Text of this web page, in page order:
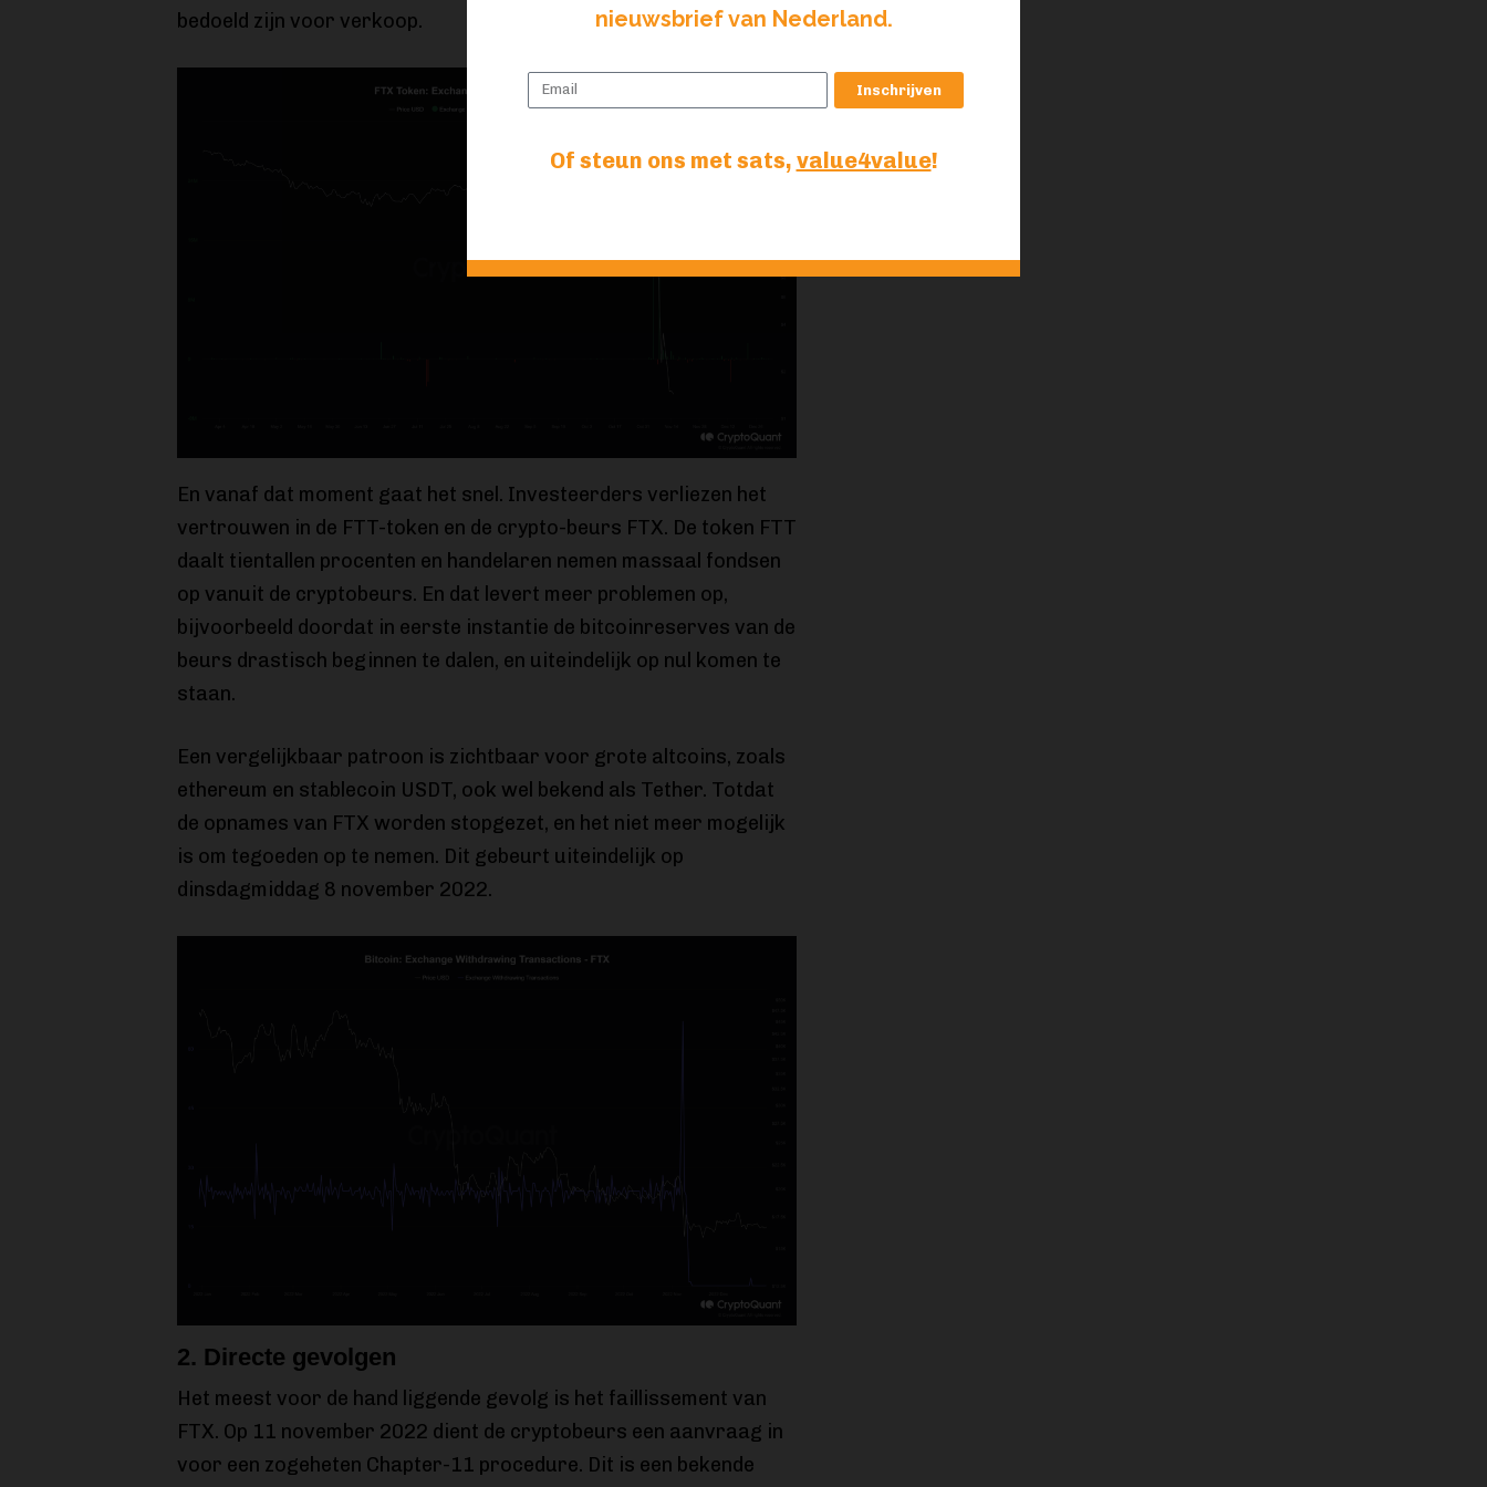
bedoeld zijn voor verkoop.
En vanaf dat moment gaat het snel. Investeerders verliezen het
vertrouwen in de FTT-token en de crypto-beurs FTX. De token FTT
daalt tientallen procenten en handelaren nemen massaal fondsen
op vanuit de cryptobeurs. En dat levert meer problemen op,
bijvoorbeeld doordat in eerste instantie de bitcoinreserves van de
beurs drastisch beginnen te dalen, en uiteindelijk op nul komen te
staan.
Een vergelijkbaar patroon is zichtbaar voor grote altcoins, zoals
ethereum en stablecoin USDT, ook wel bekend als Tether. Totdat
de opnames van FTX worden stopgezet, en het niet meer mogelijk
is om tegoeden op te nemen. Dit gebeurt uiteindelijk op
dinsdagmiddag 8 november 2022.
2. Directe gevolgen
Het meest voor de hand liggende gevolg is het faillissement van
FTX. Op 11 november 2022 dient de cryptobeurs een aanvraag in
voor een zogeheten Chapter-11 procedure. Dit is een bekende
nieuwsbrief van Nederland.
Inschrijven
Of steun ons met sats, value4value!